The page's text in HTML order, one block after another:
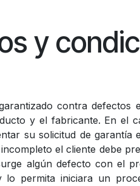
y
contra
y el fabricante. En el
su solicitud de
el cliente debe
algún defecto con el
permita iniciara un